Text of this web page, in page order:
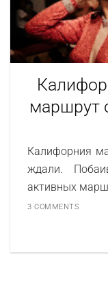
маршрут
Калифорния
ждали.
активных
3 COMMENTS